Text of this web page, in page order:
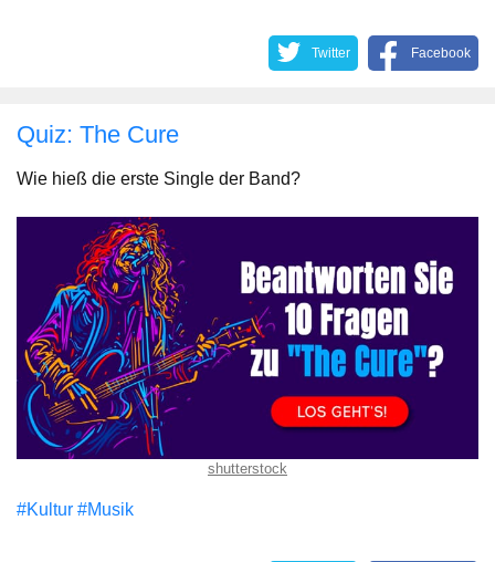
Twitter Facebook
Quiz: The Cure
Wie hieß die erste Single der Band?
shutterstock
#Kultur #Musik